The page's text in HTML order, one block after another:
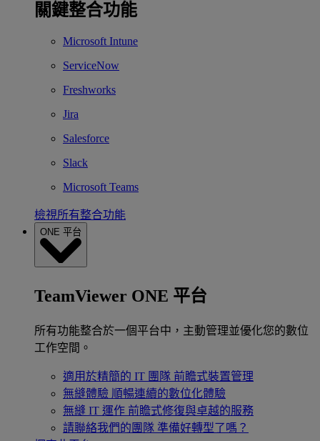
關鍵整合功能
Microsoft Intune
ServiceNow
Freshworks
Jira
Salesforce
Slack
Microsoft Teams
檢視所有整合功能
ONE 平台
TeamViewer ONE 平台
所有功能整合於一個平台中，主動管理並優化您的數位
工作空間。
適用於精簡的 IT 團隊 前瞻式裝置管理
無縫體驗 順暢連續的數位化體驗
無縫 IT 運作 前瞻式修復與卓越的服務
請聯絡我們的團隊 準備好轉型了嗎？